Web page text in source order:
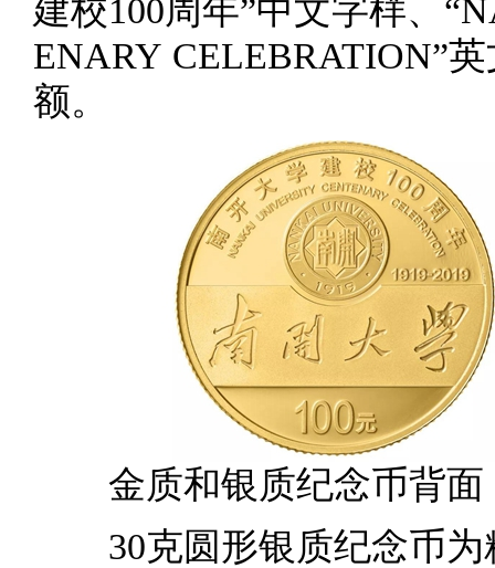
建校100周年”中文字样、
ENARY CELEBRATION”
额。
金质和银质纪念币背面
30克圆形银质纪念币为